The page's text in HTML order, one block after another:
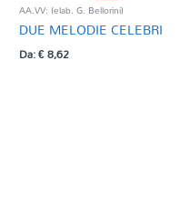
AA.VV: (elab. G. Bellorini)
DUE MELODIE CELEBRI
Da:€8,62